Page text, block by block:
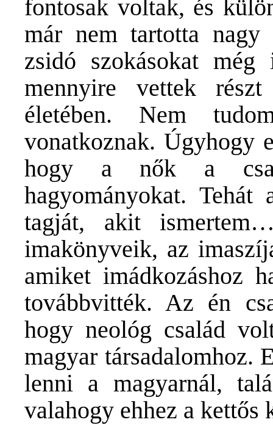
fontosak voltak, és
már nem tartotta
zsidó szokásokat
mennyire vettek
életében. Nem
vonatkoznak. Úgyhogy
hogy a nők a
hagyományokat.
tagját, akit
imakönyveik, az
amiket imádkozáshoz
továbbvitték. Az én
hogy neológ család
magyar társadalomhoz.
lenni a magyarnál,
valahogy ehhez a kettős